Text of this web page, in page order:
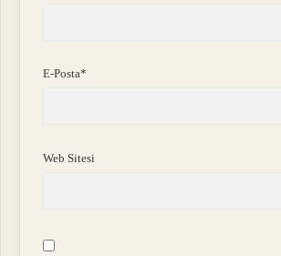
E-Posta*
Web Sitesi